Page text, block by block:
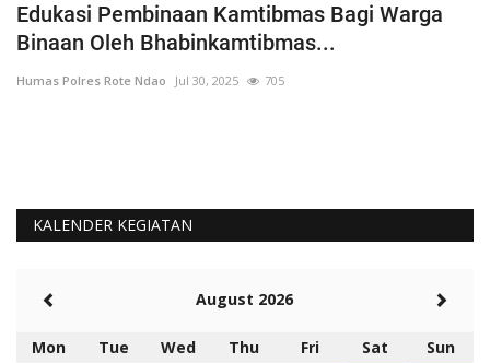
Edukasi Pembinaan Kamtibmas Bagi Warga
Binaan Oleh Bhabinkamtibmas...
Humas Polres Rote Ndao Jul 30, 2025 705
KALENDER KEGIATAN
August 2026
Mon Tue Wed Thu Fri Sat
Sun